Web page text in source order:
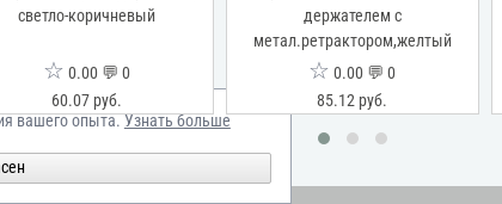
светло-коричневый
☆ 0.00 💬 0
60.07 руб.
держателем с
метал.ретрактором,желтый
☆ 0.00 💬 0
85.12 руб.
вашего опыта.Узнать больше